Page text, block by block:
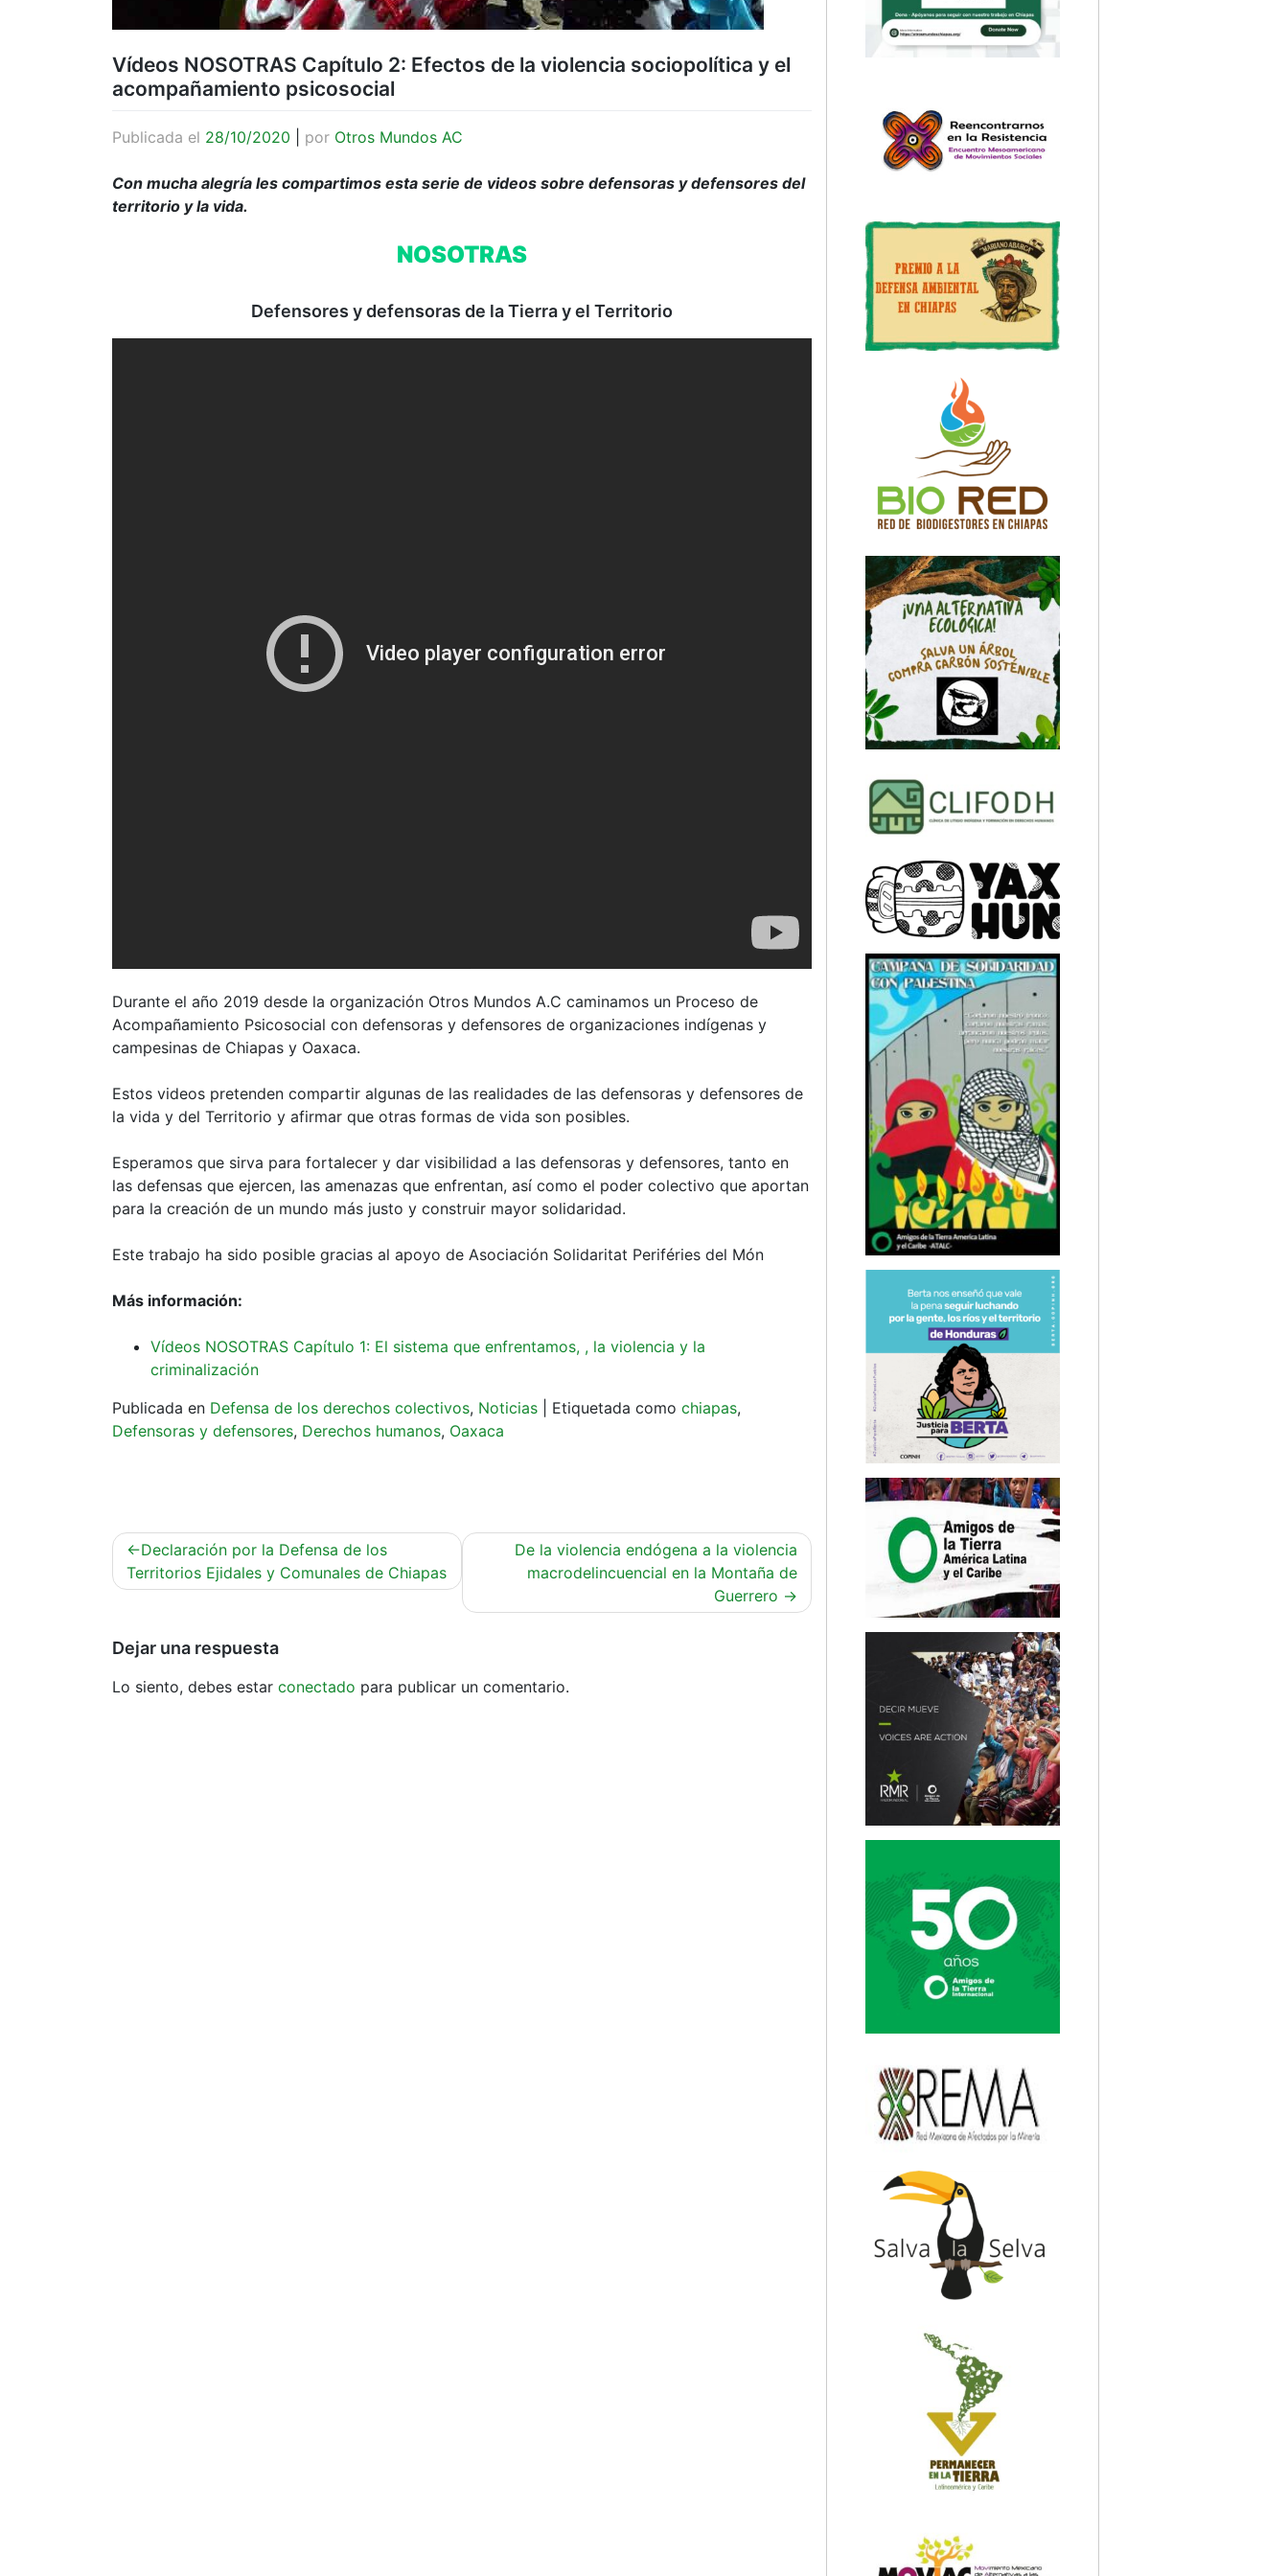
Vídeos NOSOTRAS Capítulo 2: Efectos de la violencia sociopolítica y el
acompañamiento psicosocial
Publicada el 28/10/2020 por Otros Mundos AC
Con mucha alegría les compartimos esta serie de videos sobre defensoras y defensores del
territorio y la vida.
NOSOTRAS
Defensores y defensoras de la Tierra y el Territorio
Durante el año 2019 desde la organización Otros Mundos A.C caminamos un Proceso de
Acompañamiento Psicosocial con defensoras y defensores de organizaciones indígenas y
campesinas de Chiapas y Oaxaca.
Estos videos pretenden compartir algunas de las realidades de las defensoras y defensores de
la vida y del Territorio y afirmar que otras formas de vida son posibles.
Esperamos que sirva para fortalecer y dar visibilidad a las defensoras y defensores, tanto en
las defensas que ejercen, las amenazas que enfrentan, así como el poder colectivo que aportan
para la creación de un mundo más justo y construir mayor solidaridad.
Este trabajo ha sido posible gracias al apoyo de Asociación Solidaritat Periféries del Món
Más información:
Vídeos NOSOTRAS Capítulo 1: El sistema que enfrentamos, , la violencia y la
criminalización
Publicada en Defensa de los derechos colectivos, Noticias Etiquetada como chiapas,
Defensoras y defensores, Derechos humanos, Oaxaca
Navegación
de
Declaración por la Defensa de los
Territorios Ejidales y Comunales de Chiapas
De la violencia endógena a la violencia
macrodelincuencial en la Montaña de
Guerrero
Dejar una respuesta
Lo siento, debes estar conectado para publicar un comentario.